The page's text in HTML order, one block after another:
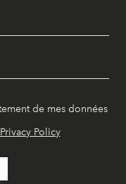
de mes données
Privacy Policy